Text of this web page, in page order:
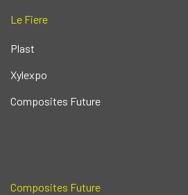
Le Fiere
Plast
Xylexpo
Composites Future
Composites Future